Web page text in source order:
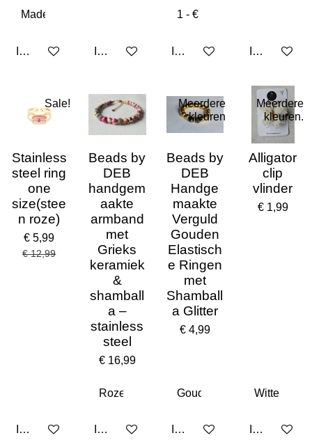
In winkelwagen In winkelwagen In winkelwagen In
Sale!
Stainless
steel ring
one
size(stee
n roze)
€ 5,99
€ 12,99
In winkelwagen
Beads by
DEB
handgem
aakte
armband
met
Grieks
keramiek
&
shamball
a –
stainless
steel
€ 16,99
In winkelwagen
Meerdere
kleuren
Beads by
DEB
Handge
maakte
Verguld
Gouden
Elastisch
e Ringen
met
Shamball
a Glitter
€ 4,99
In winkelwagen
Meerdere
kleuren.
Alligator
clip
vlinder
€ 1,99
In